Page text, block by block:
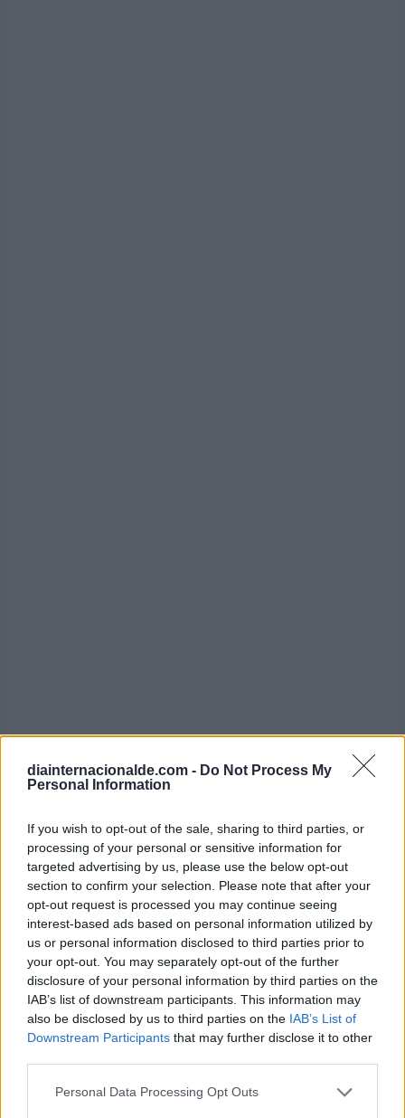
diainternacionalde.com - Do Not Process My
Personal Information
If you wish to opt-out of the sale, sharing to third parties, or
processing of your personal or sensitive information for
targeted advertising by us, please use the below opt-out
section to confirm your selection. Please note that after your
opt-out request is processed you may continue seeing
interest-based ads based on personal information utilized by
us or personal information disclosed to third parties prior to
your opt-out. You may separately opt-out of the further
disclosure of your personal information by third parties on the
IAB’s list of downstream participants. This information may
also be disclosed by us to third parties on the IAB’s List of
Downstream Participants that may further disclose it to other
Personal Data Processing Opt Outs